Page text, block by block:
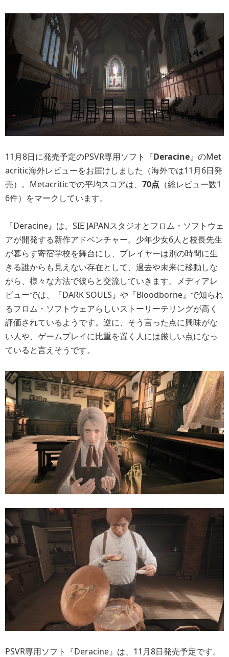
11月8日に発売予定のPSVR専用ソフト『Deracine』のMet
acritic海外レビューをお届けしました（海外では11月6日発
売）。Metacriticでの平均スコアは、 70点 （総レビュー数1
6件）をマークしています。
『Deracine』は、SIE JAPANスタジオとフロム・ソフトウェ
アが開発する新作アドベンチャー。少年少女6人と校長先生
が暮らす寄宿学校を舞台にし、プレイヤーは別の時間に生
きる誰からも見えない存在として、過去や未来に移動しな
がら、様々な方法で彼らと交流していきます。メディアレ
ビューでは、『DARK SOULS』や『Bloodborne』で知られ
るフロム・ソフトウェアらしいストーリーテリングが高く
評価されているようです。逆に、そう言った点に興味がな
い人や、ゲームプレイに比重を置く人には厳しい点になっ
ていると言えそうです。
PSVR専用ソフト『Deracine』は、11月8日発売予定です。